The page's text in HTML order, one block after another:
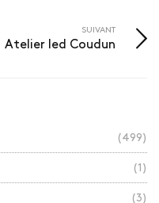
SUIVANT
Atelier led Coudun
(499)
(1)
(3)